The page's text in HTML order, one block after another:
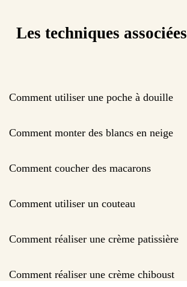
Les techniques associées
Comment utiliser une poche à douille
Comment monter des blancs en neige
Comment coucher des macarons
Comment utiliser un couteau
Comment réaliser une crème patissière
Comment réaliser une crème chiboust